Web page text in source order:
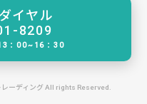
イヤル
8209
：00~16：30
ーディング All rights Reserved.